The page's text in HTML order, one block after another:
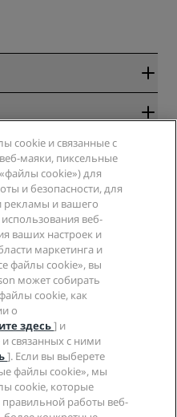
Radisson Rewards
cookie и связанные с
маяки, пиксельные
cookie») для
и безопасности, для
рекламы и вашего
веб-
ваших настроек и
маркетинга и
файлы cookie», вы
может собирать
cookie, как
о
здесь] и
связанных с ними
]. Если вы выберете
файлы cookie», мы
cookie, которые
работы веб-